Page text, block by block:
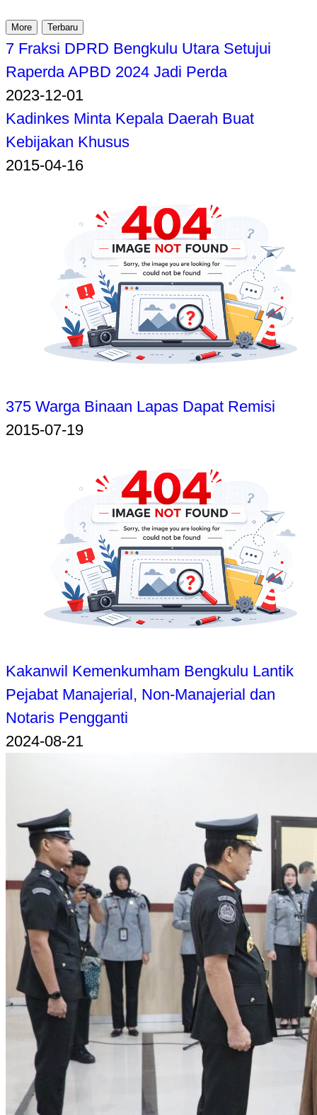
More Terbaru
7 Fraksi DPRD Bengkulu Utara Setujui
Raperda APBD 2024 Jadi Perda
2023-12-01
Kadinkes Minta Kepala Daerah Buat
Kebijakan Khusus
2015-04-16
375 Warga Binaan Lapas Dapat Remisi
2015-07-19
Kakanwil Kemenkumham Bengkulu Lantik
Pejabat Manajerial, Non-Manajerial dan
Notaris Pengganti
2024-08-21